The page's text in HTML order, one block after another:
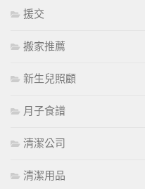
援交
搬家推薦
新生兒照顧
月子食譜
清潔公司
清潔用品